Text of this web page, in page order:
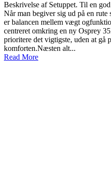
Beskrivelse af Setuppet. Til en
Når man begiver sig ud på en
er balancen mellem vægt
centreret omkring en ny Osprey
prioritere det vigtigste, uden at gå
komforten.Næsten alt...
Read More